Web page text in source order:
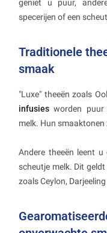
geniet u puur,
specerijen of een
Traditionele
smaak
"Luxe" theeën zoals
infusies worden puur
melk. Hun
Andere theeën leent u
scheutje melk. Dit
zoals Ceylon,